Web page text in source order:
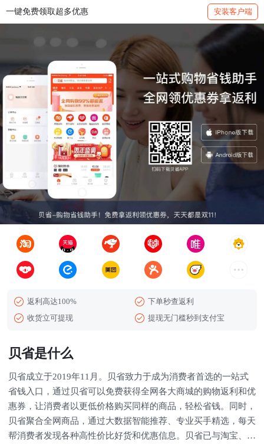
一键免费领取超多优惠 安装客户端
返利高达100%
下单秒查返利
收货立可提现
提现无门槛秒到支付宝
贝省是什么
贝省成立于2019年11月。贝省致力于成为消费者首选的一站式
省钱入口，通过贝省可以免费获得全网各大商城的购物返利和优
惠券，让消费者以更低价格购买同样的商品，轻松省钱。同时，
贝省聚合全网商品，通过大数据智能推荐、专业买手精选，每天
帮消费者发现各种高性价比好货和优惠信息。贝省已与淘宝、京